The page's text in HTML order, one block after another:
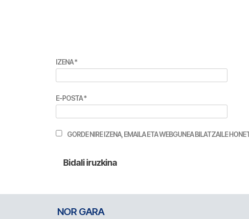
IZENA*
E-POSTA*
GORDE NIRE IZENA, EMAILA ETA WEBGUNEA BILATZAILE
NOR GARA